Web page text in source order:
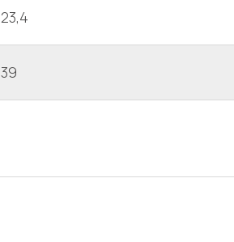
23,4
39